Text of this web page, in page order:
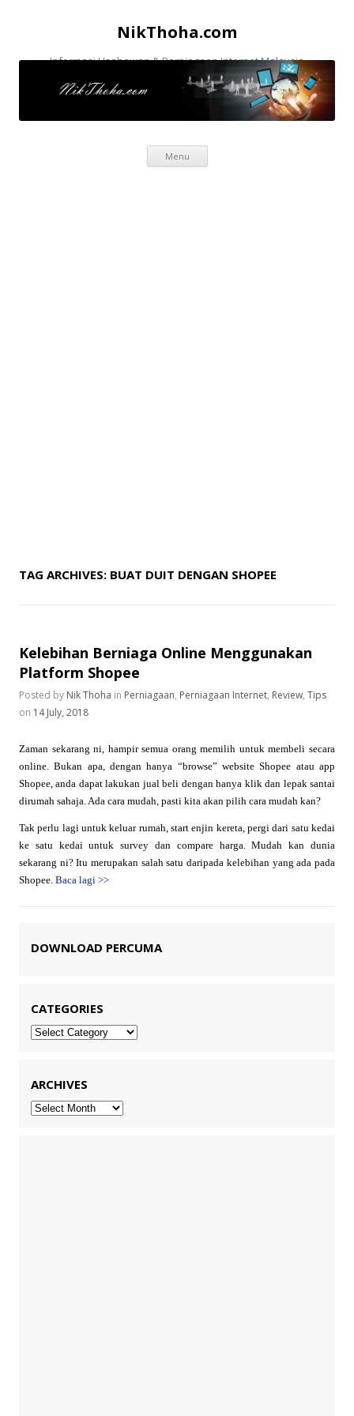
NikThoha.com
Informasi Usahawan & Perniagaan Internet Malaysia
Menu
Skip to content
TAG ARCHIVES: BUAT DUIT DENGAN SHOPEE
Kelebihan Berniaga Online Menggunakan
Platform Shopee
Posted by Nik Thoha in Perniagaan, Perniagaan Internet, Review, Tips
on 14 July, 2018
Zaman sekarang ni, hampir semua orang memilih untuk membeli secara
online. Bukan apa, dengan hanya “browse” website Shopee atau app
Shopee, anda dapat lakukan jual beli dengan hanya klik dan lepak santai
dirumah sahaja. Ada cara mudah, pasti kita akan pilih cara mudah kan?
Tak perlu lagi untuk keluar rumah, start enjin kereta, pergi dari satu kedai
ke satu kedai untuk survey dan compare harga. Mudah kan dunia
sekarang ni? Itu merupakan salah satu daripada kelebihan yang ada pada
Shopee. Baca lagi >>
DOWNLOAD PERCUMA
CATEGORIES
Categories
ARCHIVES
Archives